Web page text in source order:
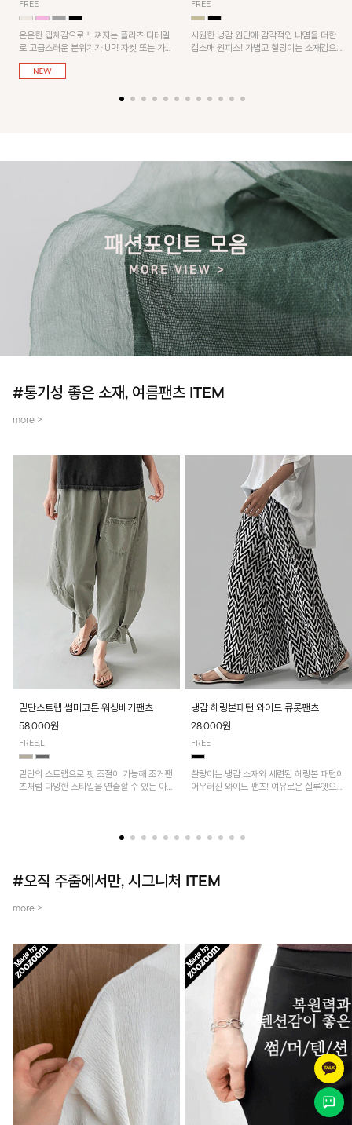
FREE
은은한 입체감으로 느껴지는 플리츠 디테일
로 고급스러운 분위기가 UP! 자켓 또는 가디
건과 같이 매치해도 잘 어울린답니다!
FREE
시원한 냉감 원단에 감각적인 나염을 더한
캡소매 원피스! 가볍고 찰랑이는 소재감으로
#통기성 좋은 소재, 여름팬츠 ITEM
more >
밑단스트랩 썸머코튼 워싱배기팬츠
58,000원
FREE,L
밑단의 스트랩으로 핏 조절이 가능해 조거팬
츠처럼 다양한 스타일을 연출할 수 있는 아
냉감 헤링본패턴 와이드 큐롯팬츠
28,000원
FREE
찰랑이는 냉감 소재와 세련된 헤링본 패턴이
어우러진 와이드 팬츠! 여유로운 실루엣으로
#오직 주줌에서만, 시그니처 ITEM
more >